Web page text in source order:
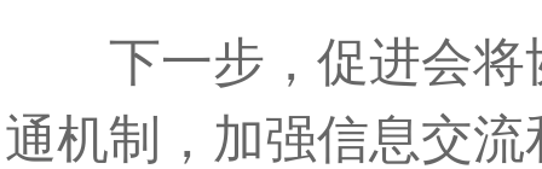
下一步，促进会将
通机制，加强信息交